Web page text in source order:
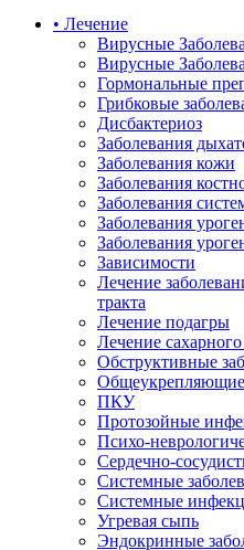
• Лечение
Вирусные
Вирусные
Гормональные
Грибковые
Дисбактериоз
Заболевания
Заболевания кожи
Заболевания
Заболевания
Заболевания
Заболевания
Зависимости
Лечение
тракта
Лечение подагры
Лечение сахарного
Обструктивные
Общеукрепляющие
ПКУ
Протозойные
Психо-
Сердечно-
Системные
Системные
Угревая сыпь
Эндокринные